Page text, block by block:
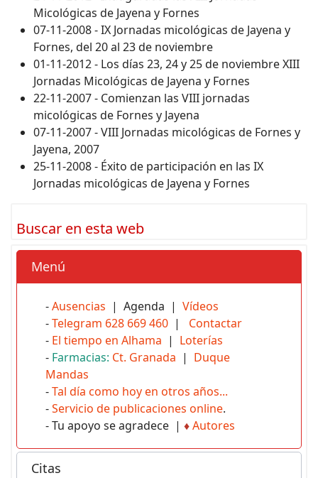
Micológicas de Jayena y Fornes
07-11-2008 - IX Jornadas micológicas de Jayena y
Fornes, del 20 al 23 de noviembre
01-11-2012 - Los días 23, 24 y 25 de noviembre XIII
Jornadas Micológicas de Jayena y Fornes
22-11-2007 - Comienzan las VIII jornadas
micológicas de Fornes y Jayena
07-11-2007 - VIII Jornadas micológicas de Fornes y
Jayena, 2007
25-11-2008 - Éxito de participación en las IX
Jornadas micológicas de Jayena y Fornes
Buscar en esta web
Menú
-Ausencias | Agenda | Vídeos
-Telegram 628 669 460 | Contactar
- El tiempo en Alhama | Loterías
- Farmacias: Ct. Granada | Duque
Mandas
-Tal día como hoy en otros años...
-Servicio de publicaciones online.
- Tu apoyo se agradece | ♦Autores
Citas